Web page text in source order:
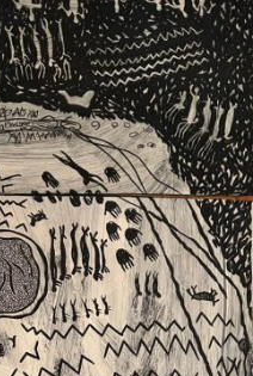
Mineducación.
Decreto 1297 del 30
de personería jurídica:
de 1949, Minjusticia.
calidad, 10 años:
del 2025.
2626
Educación
4795